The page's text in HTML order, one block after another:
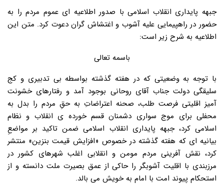
جبهه پایداری انقلاب اسلامی با صدور اطلاعیه ای عموم مردم را به
حضور در راهپیمایی علیه آشوب و اغتشاش گران دعوت کرد. متن این
اطلاعیه به شرح زیر است:
باسمه تعالی
با توجه به وضعیتی که در هفته گذشته بواسطه بی تدبیری و کج
سلیقگی دولت جناب آقای روحانی بوجود آمد و رفتارهای خشونت
آمیز اقلیتی فرصت طلب، صحنه اعتراضاتِ به حقِ مردم را بدل به
محفلی برای موج سواری دشمنان قسم خورده ی انقلاب و نظام
اسلامی کرد، جبهه پایداری انقلاب اسلامی ضمن تاکید بر مواضعِ
بیانیه ای که هفته گذشته در خصوص «افزایش قیمت بنزین» منتشر
کرد، نقش آفرینی مردم مومن و انقلابی اغلب شهرهای کشور در
مرزبندی با اقلیت آشوبگر را حاکی از عمق بصیرت ملت دانسته و از
استحکام پیوند امت با امام به خویش می بالد.